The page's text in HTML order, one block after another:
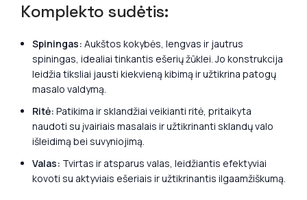
Komplekto sudėtis:
Spiningas: Aukštos kokybės, lengvas ir jautrus
spiningas, idealiai tinkantis ešerių žūklei. Jo konstrukcija
leidžia tiksliai jausti kiekvieną kibimą ir užtikrina patogų
masalo valdymą.
Ritė: Patikima ir sklandžiai veikianti ritė, pritaikyta
naudoti su įvairiais masalais ir užtikrinanti sklandų valo
išleidimą bei suvyniojimą.
Valas: Tvirtas ir atsparus valas, leidžiantis efektyviai
kovoti su aktyviais ešeriais ir užtikrinantis ilgaamžiškumą.